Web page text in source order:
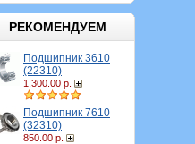
РЕКОМЕНДУЕМ
Подшипник 3610
(22310)
1,300.00 р.
Подшипник 7610
(32310)
850.00 р.